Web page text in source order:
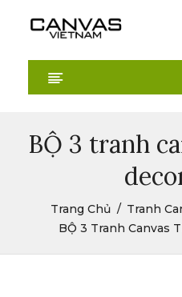
BỘ 3 tranh
Trang Chủ
Tranh
BỘ 3 Tranh Canvas